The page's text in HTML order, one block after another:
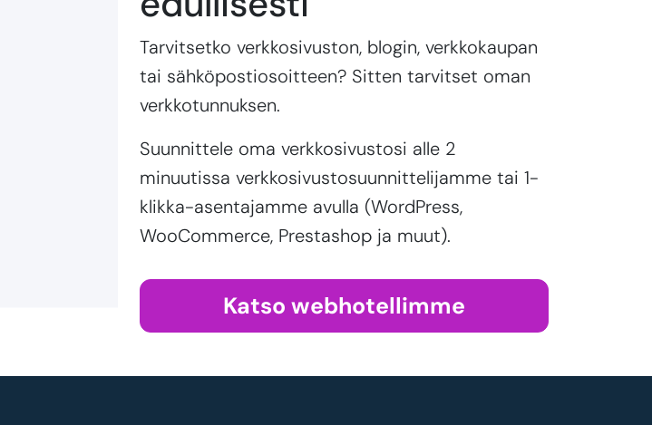
Tarvitsetko verkkosivuston, blogin, verkkokaupan
tai sähköpostiosoitteen? Sitten tarvitset oman
verkkotunnuksen.
Suunnittele oma verkkosivustosi alle 2
minuutissa verkkosivustosuunnittelijamme tai 1-
klikka-asentajamme avulla (WordPress,
WooCommerce, Prestashop ja muut).
Katso webhotellimme